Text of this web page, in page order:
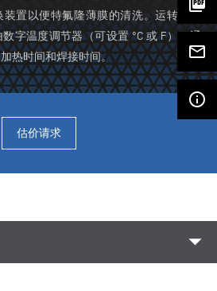
装置以便特氟隆薄膜的清洗。运转周期
字温度调节器（可设置 °C 或 F）。通
热时间和焊接时间。
估价请求
picture_as_pdf
mail_outline
info_outline
arrow_drop_down